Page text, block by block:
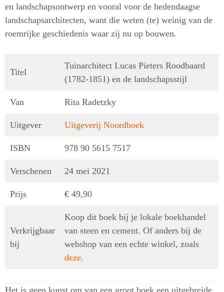
en landschapsontwerp en vooral voor de hedendaagse
landschapsarchitecten, want die weten (te) weinig van de
roemrijke geschiedenis waar zij nu op bouwen.
Titel
Tuinarchitect Lucas Pieters Roodbaard
(1782-1851) en de landschapsstijl
Van Rita Radetzky
Uitgever Uitgeverij Noordboek
ISBN 978 90 5615 7517
Verschenen 24 mei 2021
Prijs € 49,90
Verkrijgbaar
bij
Koop dit boek bij je lokale boekhandel
van steen en cement. Of anders bij de
webshop van een echte winkel, zoals
deze.